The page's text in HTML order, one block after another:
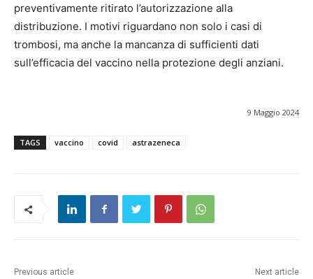
preventivamente ritirato l’autorizzazione alla
distribuzione. I motivi riguardano non solo i casi di
trombosi, ma anche la mancanza di sufficienti dati
sull’efficacia del vaccino nella protezione degli anziani.
9 Maggio 2024
TAGS vaccino covid astrazeneca
Previous article Next article